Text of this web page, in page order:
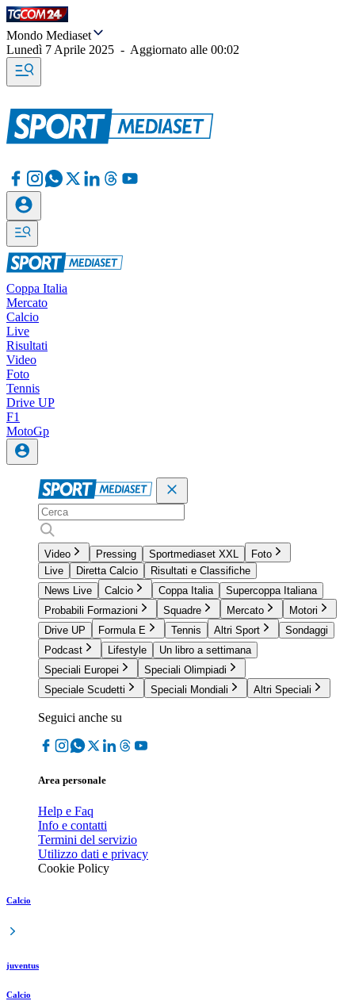
Mondo Mediaset
Lunedì 7 Aprile 2025 - Aggiornato alle 00:02
Coppa Italia
Mercato
Calcio
Live
Risultati
Video
Foto
Tennis
Drive UP
F1
MotoGp
Video Pressing Sportmediaset XXL
Foto
Live
Diretta Calcio
Risultati e Classifiche
News Live
Calcio Coppa Italia
Supercoppa Italiana
Probabili Formazioni
Squadre Mercato
Motori
Drive UP
Formula E Tennis Altri Sport
Sondaggi
Podcast
Lifestyle
Un libro a settimana
Speciali Europei
Speciali Olimpiadi
Speciale Scudetti
Speciali Mondiali Altri Speciali
Seguici anche su
Area personale
Help e Faq
Info e contatti
Termini del servizio
Utilizzo dati e privacy
Cookie Policy
Calcio
juventus
Calcio